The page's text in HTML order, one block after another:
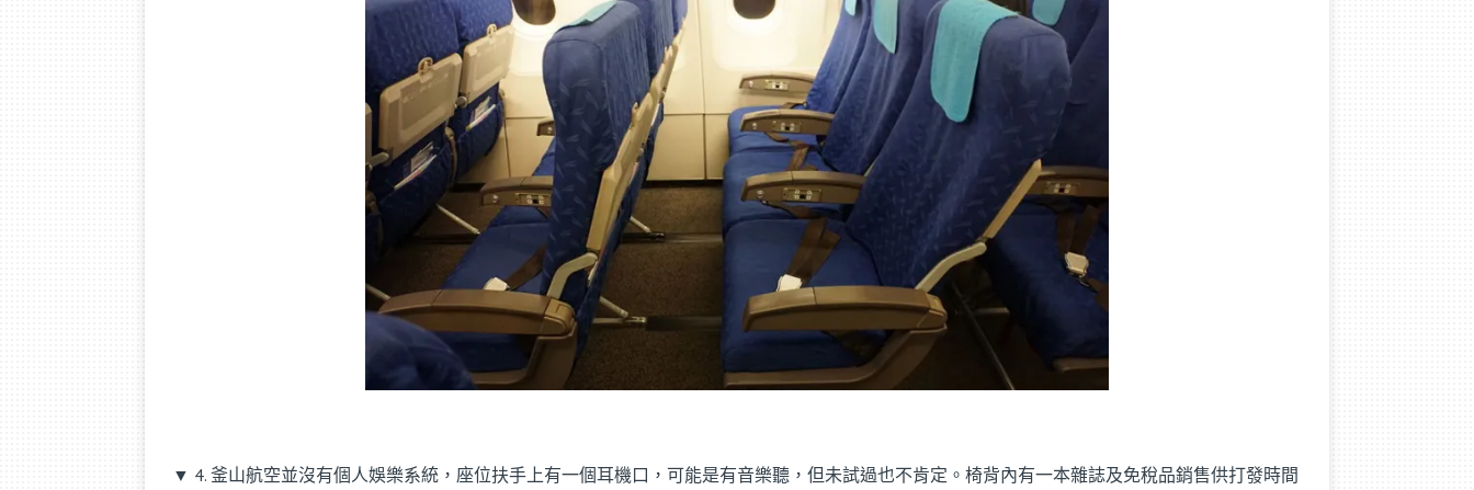
▼ 4. 釜山航空並沒有個人娛樂系統，座位扶手上有一個耳機口，可能是有音樂聽，但未試過也不肯定。椅背內有一本雜誌及免稅品銷售供打發時間